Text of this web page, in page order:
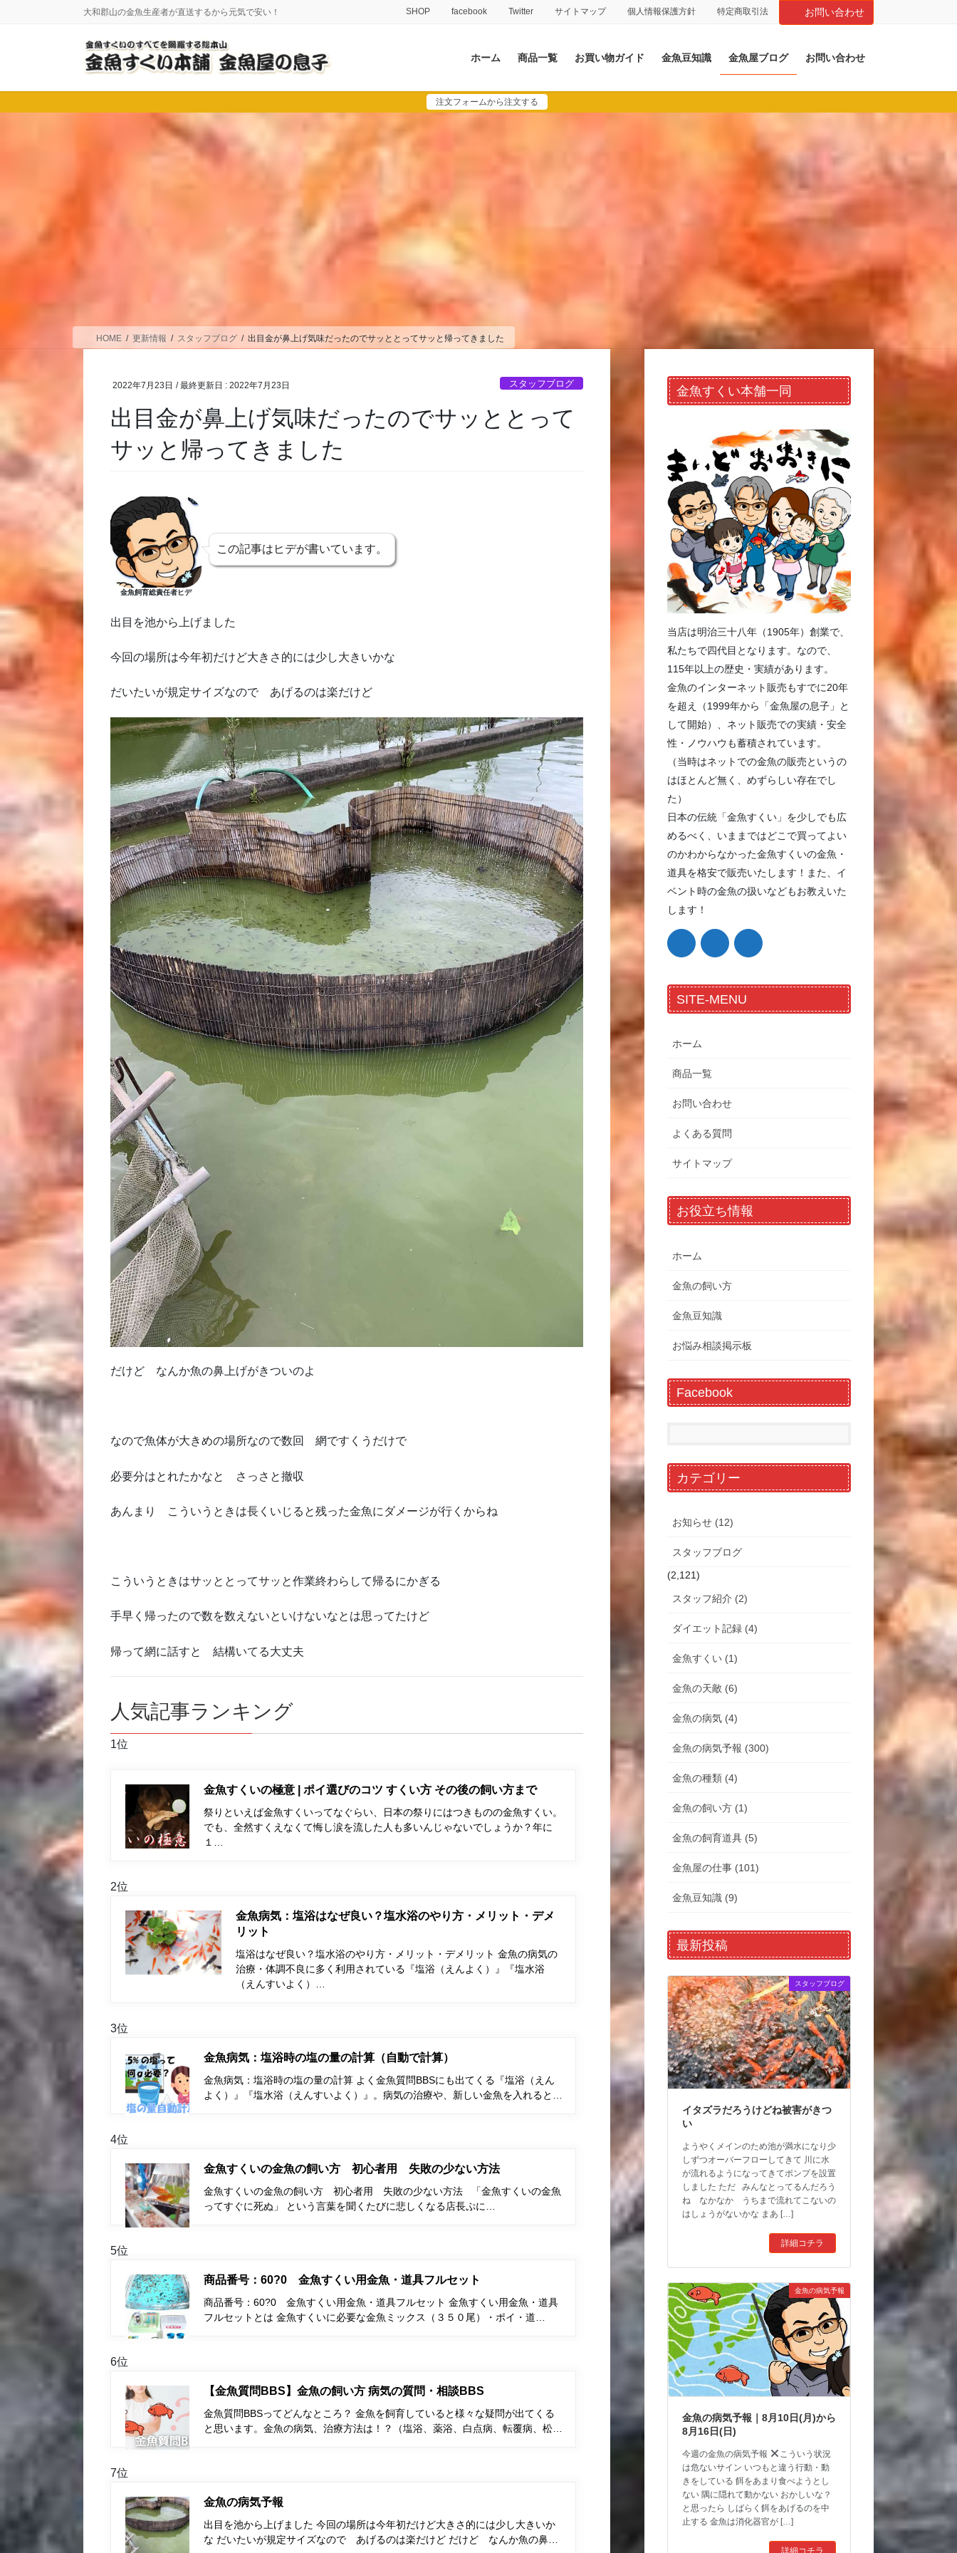
に
移
ョ
ン
大和郡山の金魚生産者が直送するから元気で安い！ SHOP facebook Twitter サイトマップ 個人情報保護方針 特定商取引法 お問い合わせ
ホーム 商品一覧 お買い物ガイド 金魚豆知識 金魚屋ブログ お問い合わせ
注文フォームから注文する
HOME 更新情報 スタッフブログ 出目金が鼻上げ気味だったのでサッととってサッと帰ってきました
2022年7月23日 / 最終更新日 :2022年7月23日 スタッフブログ
出目金が鼻上げ気味だったのでサッととって
サッと帰ってきました
金魚飼育総責任者ヒデ
この記事はヒデが書いています。
出目を池から上げました
今回の場所は今年初だけど大きさ的には少し大きいかな
だいたいが規定サイズなので あげるのは楽だけど
だけど なんか魚の鼻上げがきついのよ
なので魚体が大きめの場所なので数回 網ですくうだけで
必要分はとれたかなと さっさと撤収
あんまり こういうときは長くいじると残った金魚にダメージが行くからね
こういうときはサッととってサッと作業終わらして帰るにかぎる
手早く帰ったので数を数えないといけないなとは思ってたけど
帰って網に話すと 結構いてる大丈夫
人気記事ランキング
1位
金魚すくいの極意 | ポイ選びのコツ すくい方 その後の飼い方まで
祭りといえば金魚すくいってなぐらい、日本の祭りにはつきものの金魚すくい。
でも、全然すくえなくて悔し涙を流した人も多いんじゃないでしょうか？年に
１…
2位
金魚病気：塩浴はなぜ良い？塩水浴のやり方・メリット・デメ
リット
塩浴はなぜ良い？塩水浴のやり方・メリット・デメリット 金魚の病気の
治療・体調不良に多く利用されている『塩浴（えんよく）』『塩水浴
（えんすいよく）…
3位
金魚病気：塩浴時の塩の量の計算（自動で計算）
金魚病気：塩浴時の塩の量の計算 よく金魚質問BBSにも出てくる『塩浴（えん
よく）』『塩水浴（えんすいよく）』。病気の治療や、新しい金魚を入れると…
4位
金魚すくいの金魚の飼い方 初心者用 失敗の少ない方法
金魚すくいの金魚の飼い方 初心者用 失敗の少ない方法 「金魚すくいの金魚
ってすぐに死ぬ」 という言葉を聞くたびに悲しくなる店長ぷに…
5位
商品番号：60?0 金魚すくい用金魚・道具フルセット
商品番号：60?0 金魚すくい用金魚・道具フルセット 金魚すくい用金魚・道具
フルセットとは 金魚すくいに必要な金魚ミックス（３５０尾）・ポイ・道…
6位
【金魚質問BBS】金魚の飼い方 病気の質問・相談BBS
金魚質問BBSってどんなところ？ 金魚を飼育していると様々な疑問が出てくる
と思います。金魚の病気、治療方法は！？（塩浴、薬浴、白点病、転覆病、松…
7位
金魚の病気予報
出目を池から上げました 今回の場所は今年初だけど大きさ的には少し大きいか
な だいたいが規定サイズなので あげるのは楽だけど だけど なんか魚の鼻…
金魚すくい本舗一同
当店は明治三十八年（1905年）創業で、
私たちで四代目となります。なので、
115年以上の歴史・実績があります。
金魚のインターネット販売もすでに20年
を超え（1999年から「金魚屋の息子」と
して開始）、ネット販売での実績・安全
性・ノウハウも蓄積されています。
（当時はネットでの金魚の販売というの
はほとんど無く、めずらしい存在でし
た）
日本の伝統「金魚すくい」を少しでも広
めるべく、いままではどこで買ってよい
のかわからなかった金魚すくいの金魚・
道具を格安で販売いたします！また、イ
ベント時の金魚の扱いなどもお教えいた
します！
SITE-MENU
ホーム
商品一覧
お問い合わせ
よくある質問
サイトマップ
お役立ち情報
ホーム
金魚の飼い方
金魚豆知識
お悩み相談掲示板
Facebook
カテゴリー
お知らせ (12)
スタッフブログ
(2,121)
スタッフ紹介 (2)
ダイエット記録 (4)
金魚すくい (1)
金魚の天敵 (6)
金魚の病気 (4)
金魚の病気予報 (300)
金魚の種類 (4)
金魚の飼い方 (1)
金魚の飼育道具 (5)
金魚屋の仕事 (101)
金魚豆知識 (9)
最新投稿
スタッフブログ
イタズラだろうけどね被害がきつ
い
ようやくメインのため池が満水になり少
しずつオーバーフローしてきて 川に水
が流れるようになってきてポンプを設置
しました ただ みんなとってるんだろう
ね なかなか うちまで流れてこないの
はしょうがないかな まあ […]
詳細コチラ
金魚の病気予報
金魚の病気予報｜8月10日(月)から
8月16日(日)
今週の金魚の病気予報
こういう状況
は危ないサイン いつもと違う行動・動
きをしている 餌をあまり食べようとし
ない 隅に隠れて動かない おかしいな？
と思ったら しばらく餌をあげるのを中
止する 金魚は消化器官が […]
詳細コチラ